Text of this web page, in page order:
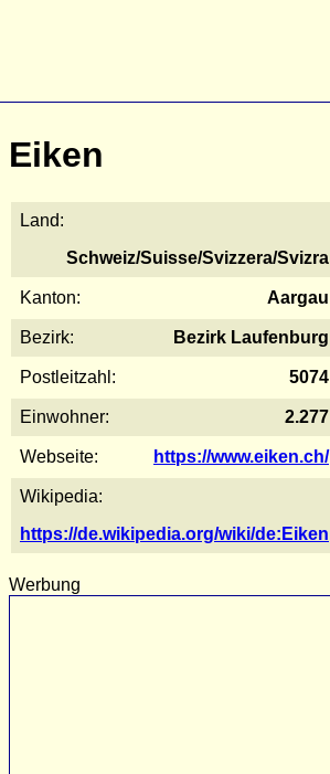
Eiken
Land:
Schweiz/Suisse/Svizzera/Svizra
Kanton: Aargau
Bezirk: Bezirk Laufenburg
Postleitzahl: 5074
Einwohner: 2.277
Webseite: https://www.eiken.ch/
Wikipedia:
https://de.wikipedia.org/wiki/de:Eiken
Werbung